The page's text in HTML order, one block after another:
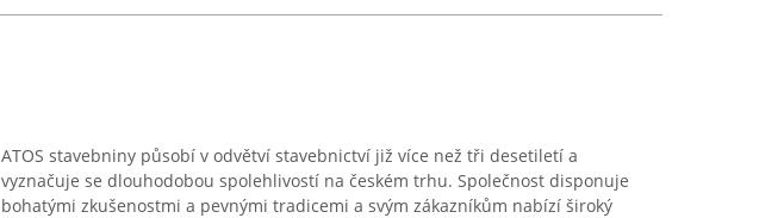
ATOS stavebniny působí v odvětví stavebnictví již více než tři desetiletí a
vyznačuje se dlouhodobou spolehlivostí na českém trhu. Společnost disponuje
bohatými zkušenostmi a pevnými tradicemi a svým zákazníkům nabízí široký